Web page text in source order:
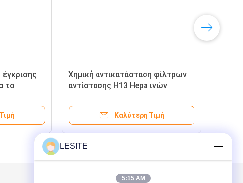
το
Χημική αντικατάσταση φίλτρων
αντίστασης H13 Hepa ινών
Καλύτερη Τιμή
LESITE
5:15 AM